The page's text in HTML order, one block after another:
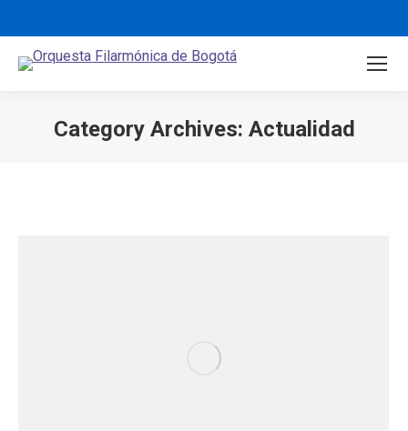
Category Archives: Actualidad